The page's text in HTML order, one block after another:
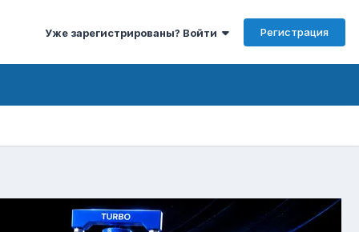
Уже зарегистрированы? Войти Регистрация